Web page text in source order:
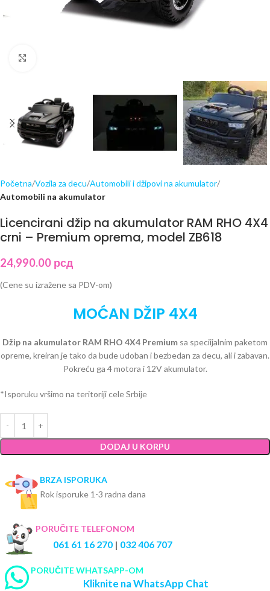
Početna Vozila za decu Automobili i džipovi na akumulator
Automobili na akumulator
Licencirani džip na akumulator RAM RHO 4X4
crni – Premium oprema, model ZB618
24,990.00 рсд
(Cene su izražene sa PDV-om)
MOĆAN DŽIP 4X4
Džip na akumulator RAM RHO 4X4 Premium sa speciijalnim paketom
opreme, kreiran je tako da bude udoban i bezbedan za decu, ali i zabavan.
Pokreću ga 4 motora i 12V akumulator.
*Isporuku vršimo na teritoriji cele Srbije
DODAJ U KORPU
BRZA ISPORUKA
Rok isporuke 1-3 radna dana
PORUČITE TELEFONOM
061 61 16 270 | 032 406 707
PORUČITE WHATSAPP-OM
Kliknite na WhatsApp Chat